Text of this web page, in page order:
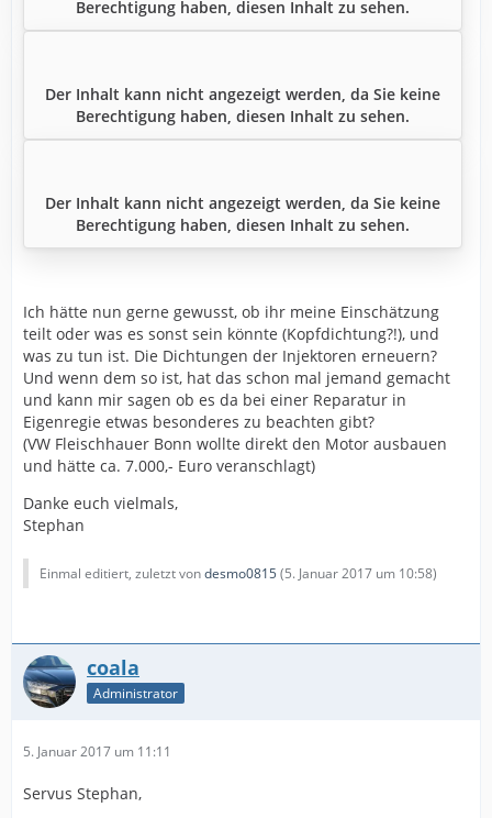
Berechtigung haben, diesen Inhalt zu sehen.
Der Inhalt kann nicht angezeigt werden, da Sie keine
Berechtigung haben, diesen Inhalt zu sehen.
Der Inhalt kann nicht angezeigt werden, da Sie keine
Berechtigung haben, diesen Inhalt zu sehen.
Ich hätte nun gerne gewusst, ob ihr meine Einschätzung
teilt oder was es sonst sein könnte (Kopfdichtung?!), und
was zu tun ist. Die Dichtungen der Injektoren erneuern?
Und wenn dem so ist, hat das schon mal jemand gemacht
und kann mir sagen ob es da bei einer Reparatur in
Eigenregie etwas besonderes zu beachten gibt?
(VW Fleischhauer Bonn wollte direkt den Motor ausbauen
und hätte ca. 7.000,- Euro veranschlagt)
Danke euch vielmals,
Stephan
Einmal editiert, zuletzt vondesmo0815 (5. Januar 2017 um 10:58)
coala
Administrator
5. Januar 2017 um 11:11
Servus Stephan,